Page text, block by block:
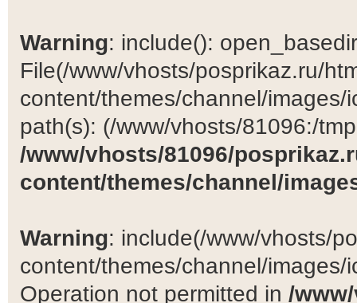
Warning: include():
File(/www/vhosts/posprikaz.ru/
content/themes/channel/
path(s): (/www/vhosts/81096:/
/www/vhosts/81096/
content/themes/channel/
Warning: include(/www/vhosts/
content/themes/channel/
Operation not permitted in /